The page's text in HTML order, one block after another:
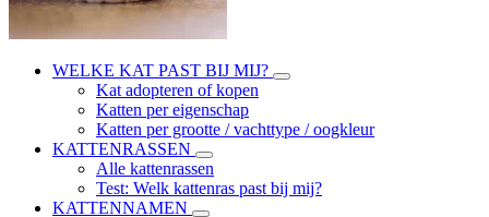
WELKE KAT PAST BIJ MIJ?
Kat adopteren of kopen
Katten per eigenschap
Katten per grootte / vachttype / oogkleur
KATTENRASSEN
Alle kattenrassen
Test: Welk kattenras past bij mij?
KATTENNAMEN